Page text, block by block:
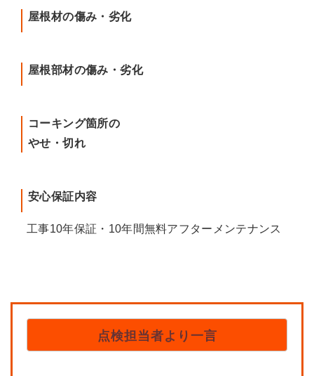
屋根材の傷み・劣化
屋根部材の傷み・劣化
コーキング箇所の
やせ・切れ
安心保証内容
工事10年保証・10年間無料アフターメンテナンス
点検担当者より一言